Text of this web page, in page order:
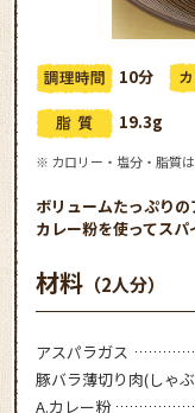
10分
19.3g
※ カロリー・塩分・脂質
ボリュームたっぷりの
カレー粉を使ってスパ
材料 （2人分）
アスパラガス
豚バラ薄切り肉(しゃ
A.カレー粉